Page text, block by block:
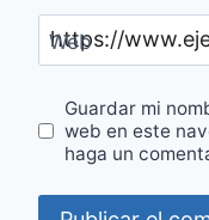
Web
Guardar mi
web en este
haga un